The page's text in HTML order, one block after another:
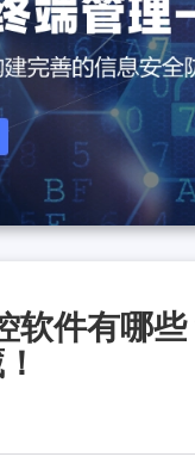
软件有哪